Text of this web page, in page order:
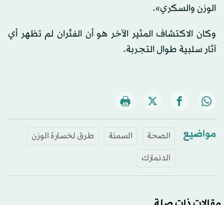
الوزن والسكري».
وكان الاكتشاف المثير الآخر هو أن الفئران لم تظهر أي
آثار سلبية طوال التجربة.
مواضيع الصحة السمنة
طرق لخسارة الوزن
الدنمارك